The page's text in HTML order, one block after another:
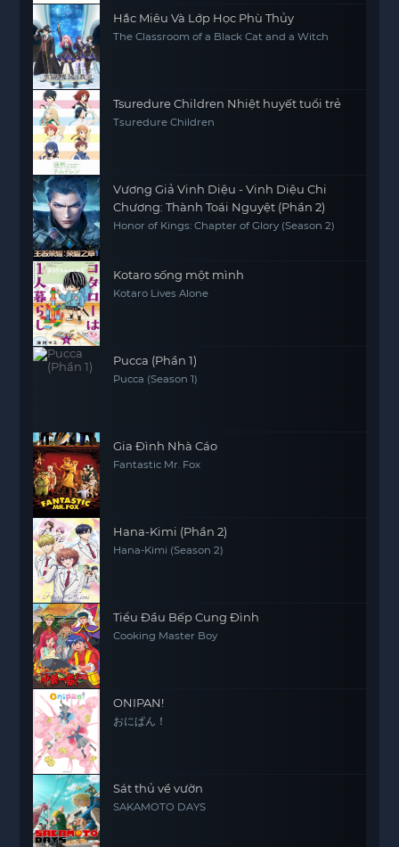
Hắc Miêu Và Lớp Học Phù Thủy
The Classroom of a Black Cat and a Witch
Tsuredure Children Nhiệt huyết tuổi trẻ
Tsuredure Children
Vương Giả Vinh Diệu - Vinh Diệu Chi
Chương: Thành Toái Nguyệt (Phần 2)
Honor of Kings: Chapter of Glory (Season 2)
Kotaro sống một mình
Kotaro Lives Alone
Pucca (Phần 1)
Pucca (Season 1)
Gia Đình Nhà Cáo
Fantastic Mr. Fox
Hana-Kimi (Phần 2)
Hana-Kimi (Season 2)
Tiểu Đầu Bếp Cung Đình
Cooking Master Boy
ONIPAN!
おにぱん！
Sát thủ về vườn
SAKAMOTO DAYS